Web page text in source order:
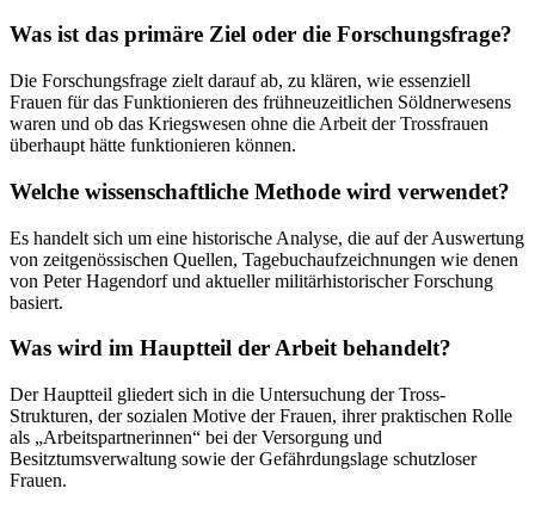
Was ist das primäre Ziel oder die Forschungsfrage?
Die Forschungsfrage zielt darauf ab, zu klären, wie essenziell
Frauen für das Funktionieren des frühneuzeitlichen Söldnerwesens
waren und ob das Kriegswesen ohne die Arbeit der Trossfrauen
überhaupt hätte funktionieren können.
Welche wissenschaftliche Methode wird verwendet?
Es handelt sich um eine historische Analyse, die auf der Auswertung
von zeitgenössischen Quellen, Tagebuchaufzeichnungen wie denen
von Peter Hagendorf und aktueller militärhistorischer Forschung
basiert.
Was wird im Hauptteil der Arbeit behandelt?
Der Hauptteil gliedert sich in die Untersuchung der Tross-
Strukturen, der sozialen Motive der Frauen, ihrer praktischen Rolle
als „Arbeitspartnerinnen“ bei der Versorgung und
Besitztumsverwaltung sowie der Gefährdungslage schutzloser
Frauen.